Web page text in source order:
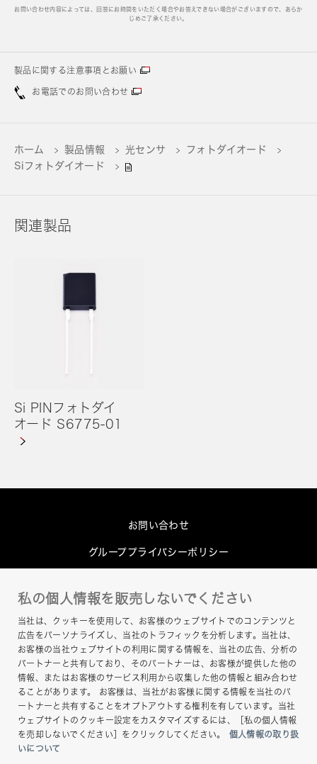
お問い合わせ内容によっては、回答にお時間をいただく場合やお答えできない場合がございますので、あらか
じめご了承ください。
製品に関する注意事項とお願い
お電話でのお問い合わせ
ホーム 製品情報 光センサ
フォトダイオード
Siフォトダイオード
関連製品
Si PINフォトダイ
オード S6775-01
お問い合わせ
グループプライバシーポリシー
このサイトについて
ヘルプ
サイトマップ
私の個人情報を販売しないでください
当社は、クッキーを使用して、お客様のウェブサイトでのコンテンツと
広告をパーソナライズし、当社のトラフィックを分析します。当社は、
お客様の当社ウェブサイトの利用に関する情報を、当社の広告、分析の
パートナーと共有しており、そのパートナーは、お客様が提供した他の
情報、またはお客様のサービス利用から収集した他の情報と組み合わせ
ることがあります。 お客様は、当社がお客様に関する情報を当社のパ
ートナーと共有することをオプトアウトする権利を有しています。当社
ウェブサイトのクッキー設定をカスタマイズするには、［私の個人情報
を売却しないでください］をクリックしてください。
個人情報の取り扱
いについて